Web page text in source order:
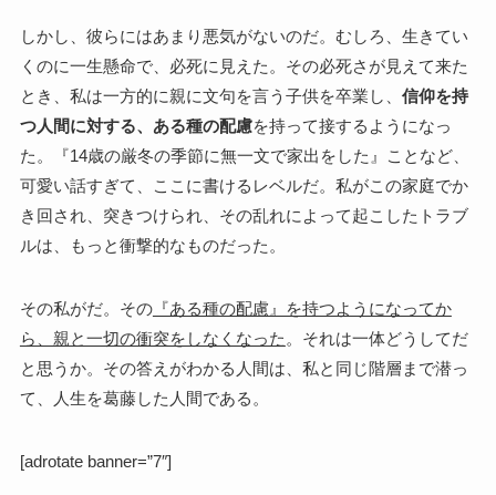
しかし、彼らにはあまり悪気がないのだ。むしろ、生きてい
くのに一生懸命で、必死に見えた。その必死さが見えて来た
とき、私は一方的に親に文句を言う子供を卒業し、 信仰を持
つ人間に対する、ある種の配慮を持って接するようになっ
た。『14歳の厳冬の季節に無一文で家出をした』ことなど、
可愛い話すぎて、ここに書けるレベルだ。私がこの家庭でか
き回され、突きつけられ、その乱れによって起こしたトラブ
ルは、もっと衝撃的なものだった。
その私がだ。その『ある種の配慮』を持つようになってか
ら、親と一切の衝突をしなくなった 。それは一体どうしてだ
と思うか。その答えがわかる人間は、私と同じ階層まで潜っ
て、人生を葛藤した人間である。
[adrotate banner=”7″]